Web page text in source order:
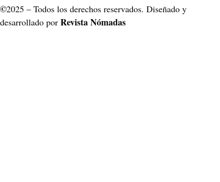
©2025 – Todos los derechos reservados. Diseñado y
desarrollado por Revista Nómadas